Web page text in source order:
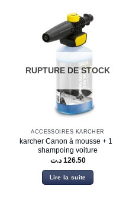
RUPTURE DE STOCK
ACCESSOIRES KARCHER
karcher Canon à mousse + 1
shampoing voiture
126.50 د.ت
Lire la suite